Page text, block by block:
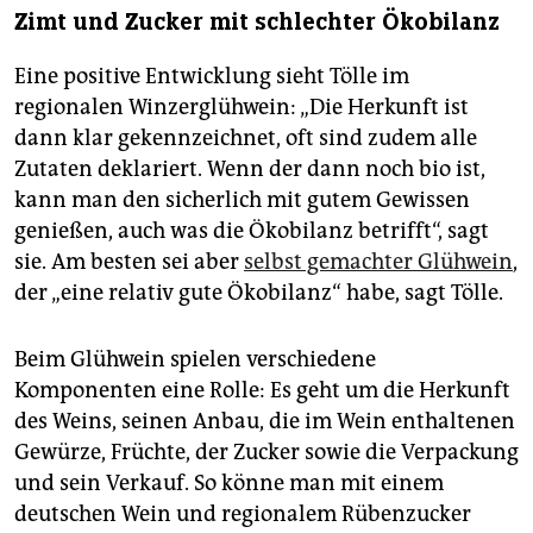
Zimt und Zucker mit schlechter Ökobilanz
Eine positive Entwicklung sieht Tölle im
regionalen Winzerglühwein: „Die Herkunft ist
dann klar gekennzeichnet, oft sind zudem alle
Zutaten deklariert. Wenn der dann noch bio ist,
kann man den sicherlich mit gutem Gewissen
genießen, auch was die Ökobilanz betrifft“, sagt
sie. Am besten sei aber selbst gemachter Glühwein,
der „eine relativ gute Ökobilanz“ habe, sagt Tölle.
Beim Glühwein spielen verschiedene
Komponenten eine Rolle: Es geht um die Herkunft
des Weins, seinen Anbau, die im Wein enthaltenen
Gewürze, Früchte, der Zucker sowie die Verpackung
und sein Verkauf. So könne man mit einem
deutschen Wein und regionalem Rübenzucker